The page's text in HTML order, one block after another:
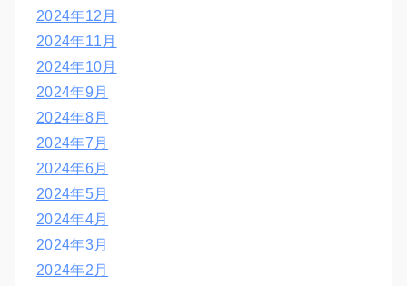
2024年12月
2024年11月
2024年10月
2024年9月
2024年8月
2024年7月
2024年6月
2024年5月
2024年4月
2024年3月
2024年2月